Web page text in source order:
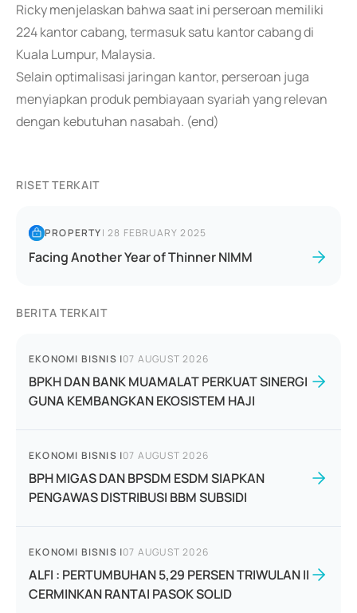
Ricky menjelaskan bahwa saat ini perseroan memiliki
224 kantor cabang, termasuk satu kantor cabang di
Kuala Lumpur, Malaysia.
Selain optimalisasi jaringan kantor, perseroan juga
menyiapkan produk pembiayaan syariah yang relevan
dengan kebutuhan nasabah. (end)
RISET TERKAIT
PROPERTY|28 FEBRUARY 2025
Facing Another Year of Thinner NIMM
BERITA TERKAIT
EKONOMI BISNIS |07 AUGUST 2026
BPKH DAN BANK MUAMALAT PERKUAT SINERGI
GUNA KEMBANGKAN EKOSISTEM HAJI
EKONOMI BISNIS |07 AUGUST 2026
BPH MIGAS DAN BPSDM ESDM SIAPKAN
PENGAWAS DISTRIBUSI BBM SUBSIDI
EKONOMI BISNIS |07 AUGUST 2026
ALFI : PERTUMBUHAN 5,29 PERSEN TRIWULAN II
CERMINKAN RANTAI PASOK SOLID